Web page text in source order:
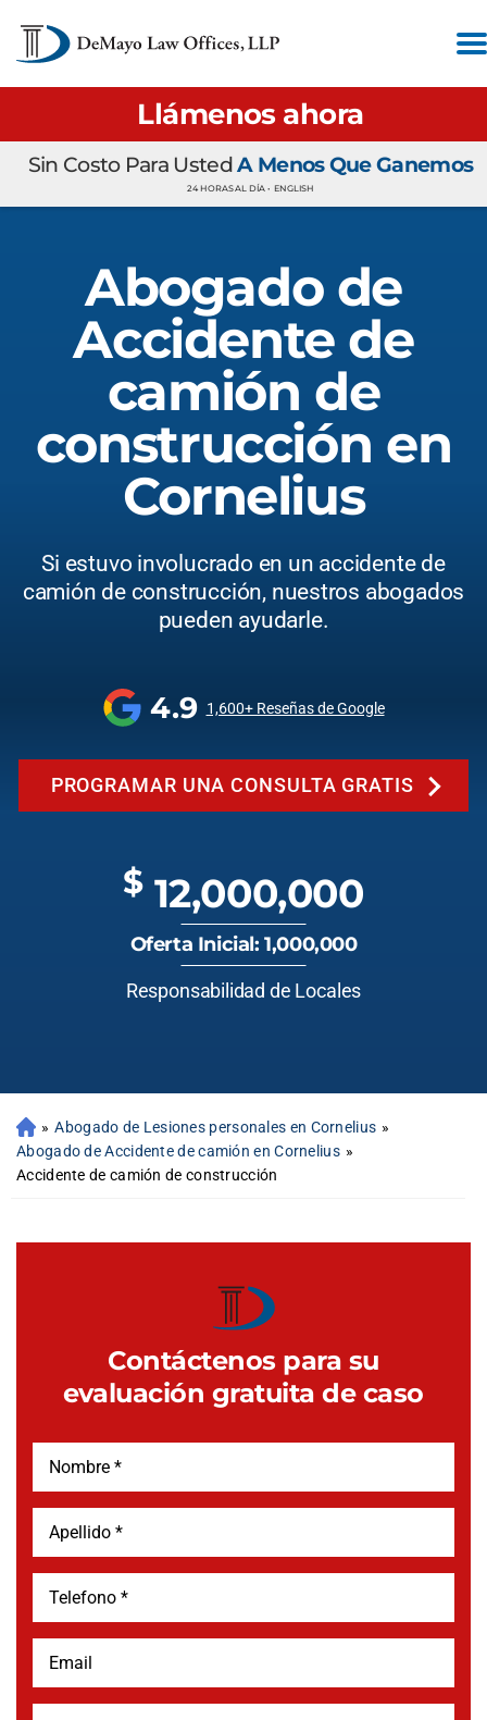
Llámenos ahora
Sin Costo Para UstedA Menos Que Ganemos
24 HORAS AL DÍA • ENGLISH
Abogado de
Accidente de
camión de
construcción en
Cornelius
Si estuvo involucrado en un accidente de
camión de construcción, nuestros abogados
pueden ayudarle.
4.9 1,600+ Reseñas de Google
PROGRAMAR UNA CONSULTA GRATIS
$ 12,000,000
Oferta Inicial: 1,000,000
Responsabilidad de Locales
» Abogado de Lesiones personales en Cornelius »
Abogado de Accidente de camión en Cornelius »
Accidente de camión de construcción
Contáctenos para su
evaluación gratuita de caso